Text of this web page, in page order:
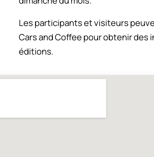
Les participants et visiteurs
Cars and Coffee pour obtenir
éditions.